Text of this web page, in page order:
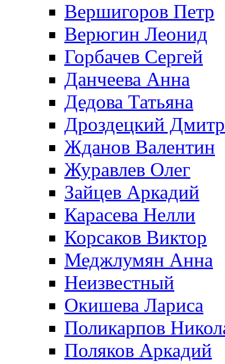
Вершигоров Петр
Верюгин Леонид
Горбачев Сергей
Данчеева Анна
Дедова Татьяна
Дроздецкий
Жданов Валентин
Журавлев Олег
Зайцев Аркадий
Карасева Нелли
Корсаков Виктор
Меджлумян Анна
Неизвестный
Окишева Лариса
Поликарпов
Поляков Аркадий